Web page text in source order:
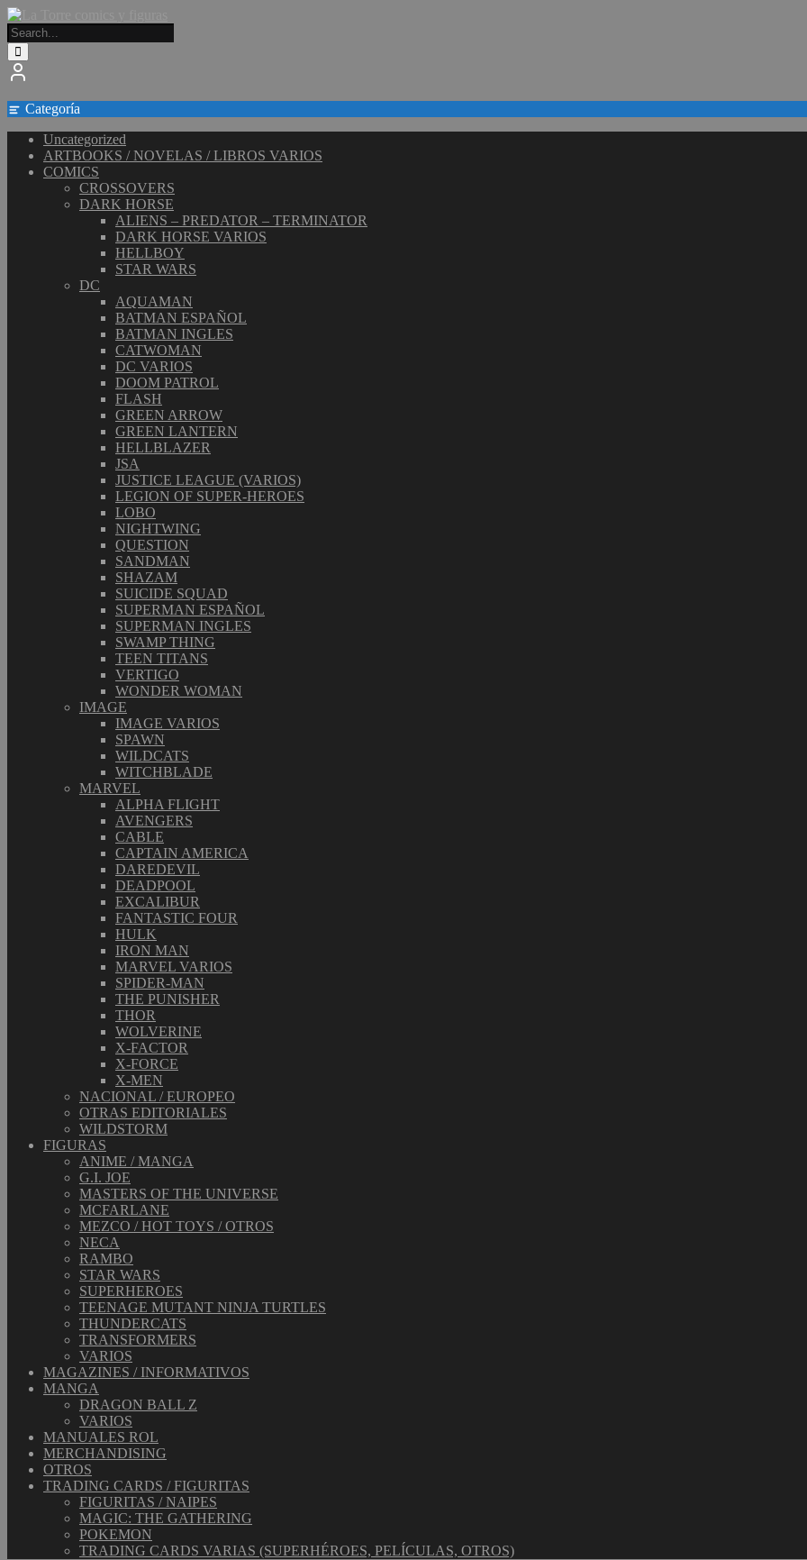
Saltar
al
contenido
Categoría
Uncategorized
ARTBOOKS / NOVELAS / LIBROS VARIOS
COMICS
CROSSOVERS
DARK HORSE
ALIENS – PREDATOR – TERMINATOR
DARK HORSE VARIOS
HELLBOY
STAR WARS
DC
AQUAMAN
BATMAN ESPAÑOL
BATMAN INGLES
CATWOMAN
DC VARIOS
DOOM PATROL
FLASH
GREEN ARROW
GREEN LANTERN
HELLBLAZER
JSA
JUSTICE LEAGUE (VARIOS)
LEGION OF SUPER-HEROES
LOBO
NIGHTWING
QUESTION
SANDMAN
SHAZAM
SUICIDE SQUAD
SUPERMAN ESPAÑOL
SUPERMAN INGLES
SWAMP THING
TEEN TITANS
VERTIGO
WONDER WOMAN
IMAGE
IMAGE VARIOS
SPAWN
WILDCATS
WITCHBLADE
MARVEL
ALPHA FLIGHT
AVENGERS
CABLE
CAPTAIN AMERICA
DAREDEVIL
DEADPOOL
EXCALIBUR
FANTASTIC FOUR
HULK
IRON MAN
MARVEL VARIOS
SPIDER-MAN
THE PUNISHER
THOR
WOLVERINE
X-FACTOR
X-FORCE
X-MEN
NACIONAL / EUROPEO
OTRAS EDITORIALES
WILDSTORM
FIGURAS
ANIME / MANGA
G.I. JOE
MASTERS OF THE UNIVERSE
MCFARLANE
MEZCO / HOT TOYS / OTROS
NECA
RAMBO
STAR WARS
SUPERHEROES
TEENAGE MUTANT NINJA TURTLES
THUNDERCATS
TRANSFORMERS
VARIOS
MAGAZINES / INFORMATIVOS
MANGA
DRAGON BALL Z
VARIOS
MANUALES ROL
MERCHANDISING
OTROS
TRADING CARDS / FIGURITAS
FIGURITAS / NAIPES
MAGIC: THE GATHERING
POKEMON
TRADING CARDS VARIAS (SUPERHÉROES, PELÍCULAS, OTROS)